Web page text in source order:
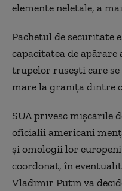
elemente neletale, a
Pachetul de securitate
capacitatea de
trupelor rusești care
mare la granița dintre
SUA privesc mișcările
oficialii americani
și omologii lor
coordonat, în
Vladimir Putin va